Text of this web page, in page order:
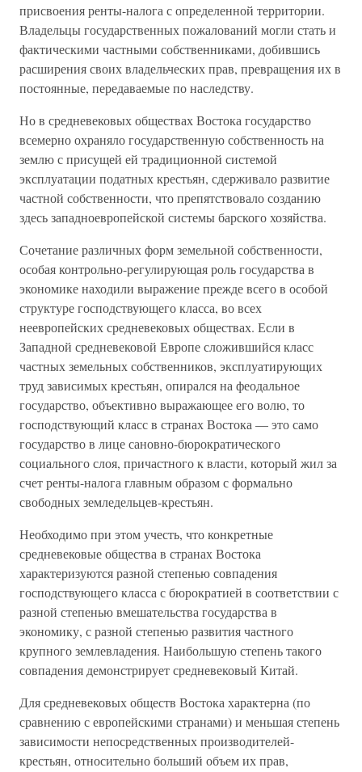
присвоения ренты-налога с определенной территории.
Владельцы государственных пожалований могли стать и
фактическими частными собственниками, добившись
расширения своих владельческих прав, превращения их в
постоянные, передаваемые по наследству.
Но в средневековых обществах Востока государство
всемерно охраняло государственную собственность на
землю с присущей ей традиционной системой
эксплуатации податных крестьян, сдерживало развитие
частной собственности, что препятствовало созданию
здесь западноевропейской системы барского хозяйства.
Сочетание различных форм земельной собственности,
особая контрольно-регулирующая роль государства в
экономике находили выражение прежде всего в особой
структуре господствующего класса, во всех
неевропейских средневековых обществах. Если в
Западной средневековой Европе сложившийся класс
частных земельных собственников, эксплуатирующих
труд зависимых крестьян, опирался на феодальное
государство, объективно выражающее его волю, то
господствующий класс в странах Востока — это само
государство в лице сановно-бюрократического
социального слоя, причастного к власти, который жил за
счет ренты-налога главным образом с формально
свободных земледельцев-крестьян.
Необходимо при этом учесть, что конкретные
средневековые общества в странах Востока
характеризуются разной степенью совпадения
господствующего класса с бюрократией в соответствии с
разной степенью вмешательства государства в
экономику, с разной степенью развития частного
крупного землевладения. Наибольшую степень такого
совпадения демонстрирует средневековый Китай.
Для средневековых обществ Востока характерна (по
сравнению с европейскими странами) и меньшая степень
зависимости непосредственных производителей-
крестьян, относительно больший объем их прав,